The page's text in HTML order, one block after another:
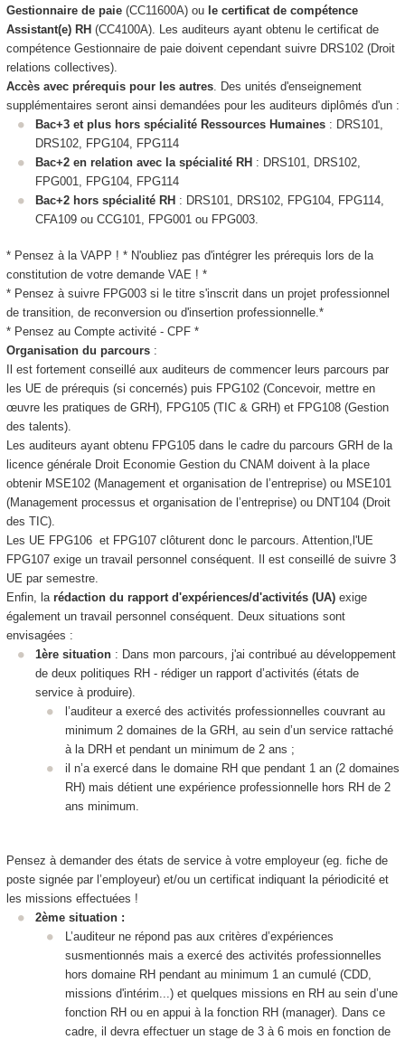
Gestionnaire de paie(CC11600A) ou le certificat de compétence
Assistant(e) RH (CC4100A). Les auditeurs ayant obtenu le certificat de
compétenceGestionnaire de paie doivent cependant suivre DRS102 (Droit
relations collectives).
Accès avec prérequis pour les autres. Des unités d'enseignement
supplémentaires seront ainsi demandées pour les auditeurs diplômés d'un :
Bac+3 et plus hors spécialité Ressources Humaines : DRS101,
DRS102, FPG104, FPG114
Bac+2 en relation avec la spécialité RH : DRS101, DRS102,
FPG001, FPG104, FPG114
Bac+2 hors spécialité RH : DRS101, DRS102, FPG104, FPG114,
CFA109 ou CCG101, FPG001 ou FPG003.
* Pensez à la VAPP ! * N'oubliez pas d'intégrer les prérequis lors de la
constitution de votre demande VAE ! *
* Pensez à suivre FPG003 si le titre s'inscrit dans un projet professionnel
de transition, de reconversion ou d'insertion professionnelle.*
* Pensez au Compte activité - CPF*
Organisation du parcours :
Il est fortement conseillé aux auditeurs de commencer leurs parcours par
les UE de prérequis (si concernés) puis FPG102 (Concevoir, mettre en
œuvre les pratiques de GRH), FPG105 (TIC & GRH) et FPG108 (Gestion
des talents).
Les auditeurs ayant obtenu FPG105 dans le cadre du parcours GRH de la
licence générale Droit Economie Gestion du CNAM doivent à la place
obtenir MSE102 (Management et organisation de l’entreprise) ou MSE101
(Management processus et organisation de l’entreprise) ou DNT104 (Droit
des TIC).
Les UE FPG106 et FPG107 clôturent donc le parcours. Attention,l'UE
FPG107 exige un travail personnel conséquent. Il est conseillé de suivre 3
UE par semestre.
Enfin, la rédaction du rapport d'expériences/d'activités (UA)exige
également un travail personnel conséquent. Deux situations sont
envisagées :
1ère situation : Dans mon parcours, j'ai contribué au développement
de deux politiques RH - rédiger un rapport d’activités (états de
service à produire).
l’auditeur a exercé des activités professionnelles couvrant au
minimum 2 domaines de la GRH, au sein d’un service rattaché
à la DRH et pendant un minimum de 2 ans ;
il n’a exercé dans le domaine RH que pendant 1 an (2 domaines
RH) mais détient une expérience professionnelle hors RH de 2
ans minimum.
Pensez à demander des états de service à votre employeur (eg. fiche de
poste signée par l’employeur) et/ou un certificat indiquant la périodicité et
les missions effectuées !
2ème situation :
L’auditeur ne répond pas aux critères d’expériences
susmentionnés mais a exercé des activités professionnelles
hors domaine RH pendant au minimum 1 an cumulé (CDD,
missions d'intérim...) et quelques missions en RH au sein d’une
fonction RH ou en appui à la fonction RH (manager). Dans ce
cadre, il devra effectuer un stage de 3 à 6 mois en fonction de